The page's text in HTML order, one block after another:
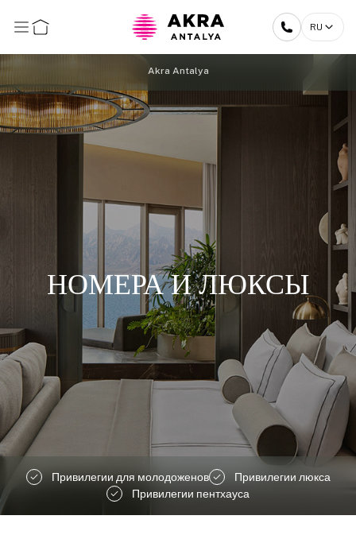
RU
Akra Antalya
НОМЕРА И ЛЮКСЫ
Привилегии для молодоженов
Привилегии люкса
Привилегии пентхауса